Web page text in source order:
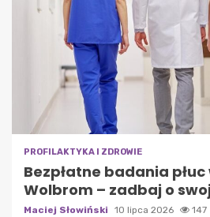
PROFILAKTYKA I ZDROWIE
Bezpłatne badania płuc
Wolbrom – zadbaj o
Maciej Słowiński 10 lipca 2026 147